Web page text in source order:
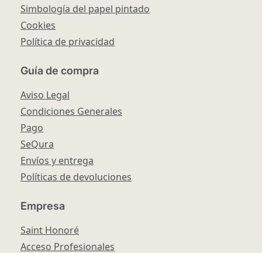
Simbología del papel pintado
Cookies
Política de privacidad
Guía de compra
Aviso Legal
Condiciones Generales
Pago
SeQura
Envíos y entrega
Políticas de devoluciones
Empresa
Saint Honoré
Acceso Profesionales